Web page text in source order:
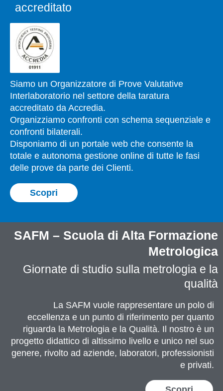
accreditato
Siamo un Organizzatore di Prove Valutative
Interlaboratorio nel settore della taratura
accreditato da Accredia.
Organizziamo confronti con schema sequenziale e
confronti bilaterali.
Disponiamo di un portale web che consente la
totale e autonoma gestione online di tutte le fasi
delle prove da parte dei Clienti.
Scopri
SAFM – Scuola di Alta Formazione
Metrologica
Giornate di studio sulla metrologia e la
qualità
La SAFM vuole rappresentare un polo di
eccellenza e un punto di riferimento per quanto
riguarda la Metrologia e la Qualità. Il nostro è un
progetto didattico di altissimo livello e unico nel suo
genere, rivolto ad aziende, laboratori, professionisti
e privati.